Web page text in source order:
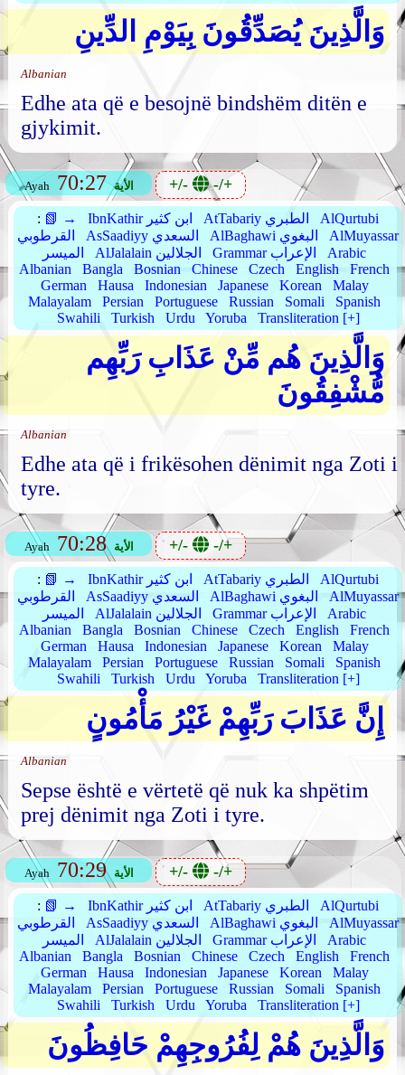
وَالَّذِينَ يُصَدِّقُونَ بِيَوْمِ الدِّينِ
Albanian
Edhe ata që e besojnë bindshëm ditën e
gjykimit.
Ayah 70:27 الأية +/- -/+
: 📗 → IbnKathir ابن كثير AtTabariy الطبري
AlQurtubi
القرطوبي
AsSaadiyy السعدي AlBaghawi البغوي
AlMuyassar
الميسر
AlJalalain الجلالين Grammar الإعراب
Arabic
Albanian
Bangla Bosnian Chinese Czech English
French
German
Hausa Indonesian Japanese Korean
Malay
Malayalam
Persian Portuguese Russian Somali
Spanish
Swahili
Turkish Urdu Yoruba Transliteration [+]
وَالَّذِينَ هُم مِّنْ عَذَابِ رَبِّهِم
مُّشْفِقُونَ
Albanian
Edhe ata që i frikësohen dënimit nga Zoti i
tyre.
Ayah 70:28 الأية +/- -/+
: 📗 → IbnKathir ابن كثير AtTabariy الطبري
AlQurtubi
القرطوبي
AsSaadiyy السعدي AlBaghawi البغوي
AlMuyassar
الميسر
AlJalalain الجلالين Grammar الإعراب
Arabic
Albanian
Bangla Bosnian Chinese Czech English
French
German
Hausa Indonesian Japanese Korean
Malay
Malayalam
Persian Portuguese Russian Somali
Spanish
Swahili
Turkish Urdu Yoruba Transliteration [+]
إِنَّ عَذَابَ رَبِّهِمْ غَيْرُ مَأْمُونٍ
Albanian
Sepse është e vërtetë që nuk ka shpëtim
prej dënimit nga Zoti i tyre.
Ayah 70:29 الأية +/- -/+
: 📗 → IbnKathir ابن كثير AtTabariy الطبري
AlQurtubi
القرطوبي
AsSaadiyy السعدي AlBaghawi البغوي
AlMuyassar
الميسر
AlJalalain الجلالين Grammar الإعراب
Arabic
Albanian
Bangla Bosnian Chinese Czech English
French
German
Hausa Indonesian Japanese Korean
Malay
Malayalam
Persian Portuguese Russian Somali
Spanish
Swahili
Turkish Urdu Yoruba Transliteration [+]
وَالَّذِينَ هُمْ لِفُرُوجِهِمْ حَافِظُونَ